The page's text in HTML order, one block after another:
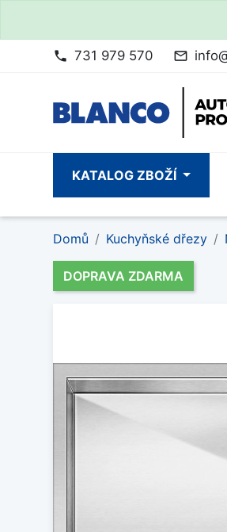
phone 731 979 570 mail_outline
KATALOG ZBOŽÍ
Domů Kuchyňské dřezy
DOPRAVA ZDARMA